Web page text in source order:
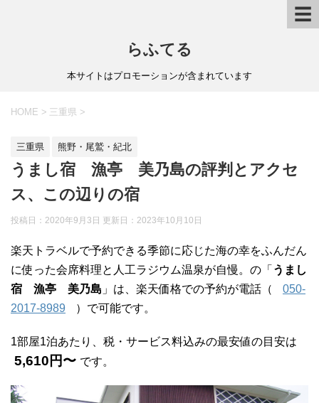
☰
らふてる
本サイトはプロモーションが含まれています
HOME > 三重県 >
三重県 熊野・尾鷲・紀北
うまし宿 漁亭 美乃島の評判とアクセ
ス、この辺りの宿
投稿日：2020年9月3日 更新日： 2023年10月10日
楽天トラベルで予約できる季節に応じた海の幸をふんだん
に使った会席料理と人工ラジウム温泉が自慢。の「 うまし
宿 漁亭 美乃島 」は、楽天価格での予約が電話（
050-
2017-8989
）で可能です。
1部屋1泊あたり、税・サービス料込みの最安値の目安は
5,610円〜 です。